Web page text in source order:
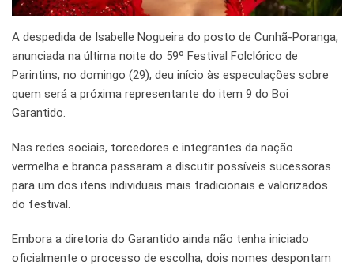
A despedida de Isabelle Nogueira do posto de Cunhã-Poranga,
anunciada na última noite do 59º Festival Folclórico de
Parintins, no domingo (29), deu início às especulações sobre
quem será a próxima representante do item 9 do Boi
Garantido.
Nas redes sociais, torcedores e integrantes da nação
vermelha e branca passaram a discutir possíveis sucessoras
para um dos itens individuais mais tradicionais e valorizados
do festival.
Embora a diretoria do Garantido ainda não tenha iniciado
oficialmente o processo de escolha, dois nomes despontam